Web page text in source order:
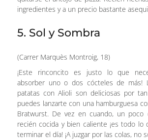
ingredientes y a un precio bastante
5. Sol y Sombra
(Carrer Marquès Montroig, 18)
¡Este rinconcito es justo lo que
absorber uno o dos cócteles de más!
patatas con Alioli son deliciosas por
puedes lanzarte con una hamburguesa
Bratwurst. De vez en cuando, un poco
recién cocida y bien caliente ¡es todo lo
terminar el día! ¡A juzgar por las colas, no